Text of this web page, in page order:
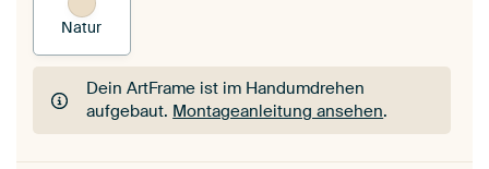
Natur
Dein ArtFrame ist im Handumdrehen
aufgebaut. Montageanleitung ansehen.